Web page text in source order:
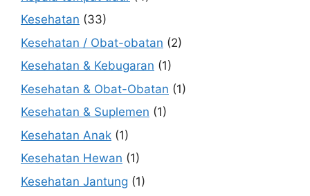
Kesehatan (33)
Kesehatan / Obat-obatan (2)
Kesehatan & Kebugaran (1)
Kesehatan & Obat-Obatan (1)
Kesehatan & Suplemen (1)
Kesehatan Anak (1)
Kesehatan Hewan (1)
Kesehatan Jantung (1)